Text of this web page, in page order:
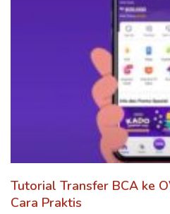
Tutorial Transfer BCA ke
Cara Praktis